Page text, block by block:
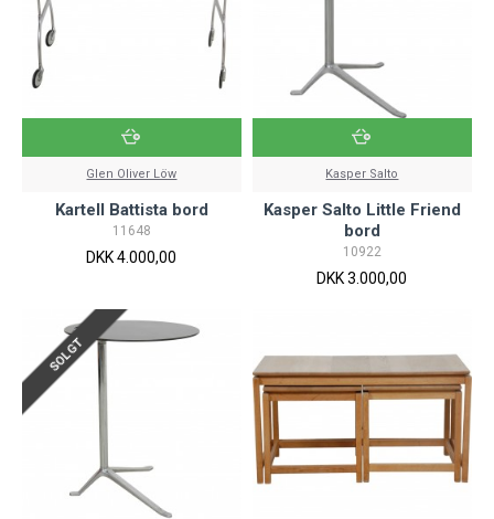
Glen Oliver Löw
Kartell Battista bord
11648
DKK 4.000,00
Kasper Salto
Kasper Salto Little Friend
bord
10922
DKK 3.000,00
SOLGT